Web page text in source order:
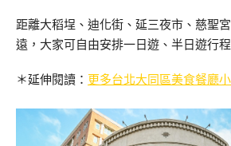
距離大稻埕、迪化街、延三夜市、慈聖
遠，大家可自由安排一日遊、半日遊行程
＊延伸閱讀： 更多台北大同區美食餐廳